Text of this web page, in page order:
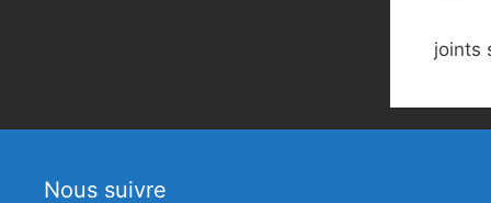
joints
Nous suivre